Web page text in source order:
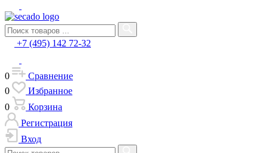
+7 (495) 142 72-32
0
Сравнение
0
Избранное
0
Корзина
Регистрация
Вход